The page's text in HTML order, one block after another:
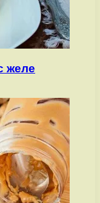
желе